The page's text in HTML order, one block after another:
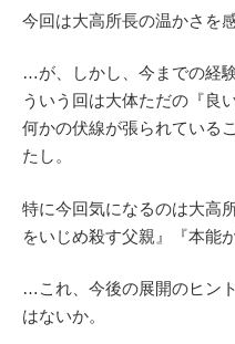
今回は大高所長の温かさを
…が、しかし、今までの経
ういう回は大体ただの『良
何かの伏線が張られている
たし。
特に今回気になるのは大高
をいじめ殺す父親』『本能
…これ、今後の展開のヒン
はないか。